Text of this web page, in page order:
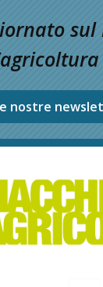
sul
nostre